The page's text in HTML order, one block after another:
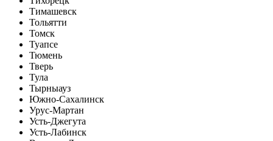
Тимашевск
Тольятти
Томск
Туапсе
Тюмень
Тверь
Тула
Тырныауз
Южно-Сахалинск
Урус-Мартан
Усть-Джегута
Усть-Лабинск